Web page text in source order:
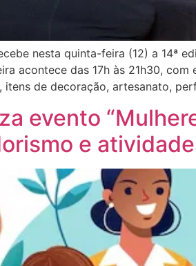
nesta quinta-feira (12) a 14ª
acontece das 17h às 21h30,
itens de decoração, artesanato,
evento
e